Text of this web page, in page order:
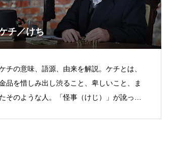
チ／けち
チの意味、語源、由来を解説。ケチとは、
品を惜しみ出し渋ること、卑しいこと、ま
たそのような人。「怪事（けじ）」が訛った